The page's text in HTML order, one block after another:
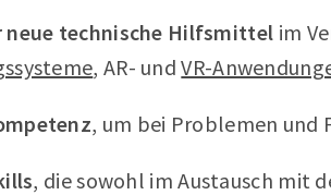
neue technische Hilfsmittel im
, AR- undVR-
, um bei Problemen und
, die sowohl im Austausch mit